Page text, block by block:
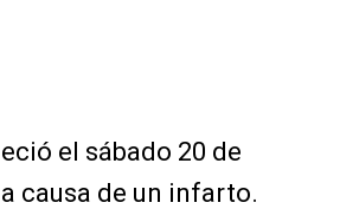
el sábado 20 de
causa de un infarto.